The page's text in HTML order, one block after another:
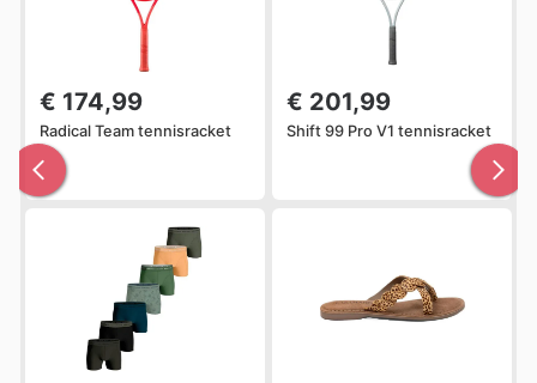
€ 174,99
Radical Team tennisracket
€ 201,99
Shift 99 Pro V1 tennisracket